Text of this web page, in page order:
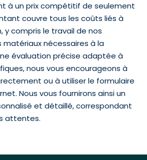
à un prix compétitif de seulement
couvre tous les coûts liés à
y compris le travail de nos
matériaux nécessaires à la
évaluation précise adaptée à
nous vous encourageons à
ou à utiliser le formulaire
Nous vous fournirons ainsi un
et détaillé, correspondant
attentes.